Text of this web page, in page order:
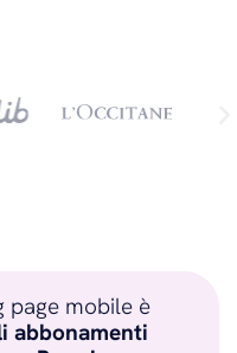
page mobile è
abbonamenti